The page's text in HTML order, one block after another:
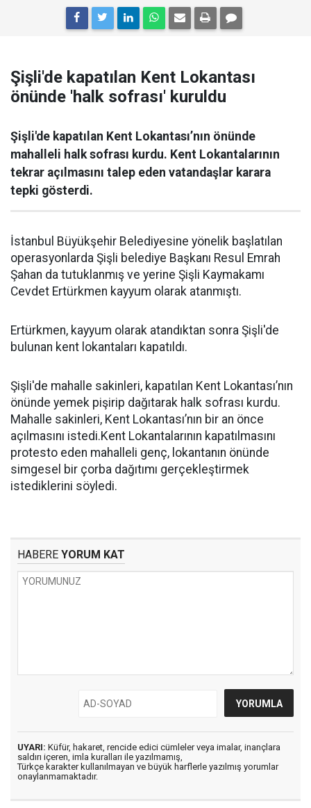
Şişli'de kapatılan Kent Lokantası
önünde 'halk sofrası' kuruldu
Şişli'de kapatılan Kent Lokantası’nın önünde
mahalleli halk sofrası kurdu. Kent Lokantalarının
tekrar açılmasını talep eden vatandaşlar karara
tepki gösterdi.
İstanbul Büyükşehir Belediyesine yönelik başlatılan
operasyonlarda Şişli belediye Başkanı Resul Emrah
Şahan da tutuklanmış ve yerine Şişli Kaymakamı
Cevdet Ertürkmen kayyum olarak atanmıştı.
Ertürkmen, kayyum olarak atandıktan sonra Şişli'de
bulunan kent lokantaları kapatıldı.
Şişli'de mahalle sakinleri, kapatılan Kent Lokantası’nın
önünde yemek pişirip dağıtarak halk sofrası kurdu.
Mahalle sakinleri, Kent Lokantası’nın bir an önce
açılmasını istedi.Kent Lokantalarının kapatılmasını
protesto eden mahalleli genç, lokantanın önünde
simgesel bir çorba dağıtımı gerçekleştirmek
istediklerini söyledi.
HABERE YORUM KAT
UYARI: Küfür, hakaret, rencide edici cümleler veya imalar, inançlara
saldırı içeren, imla kuralları ile yazılmamış,
Türkçe karakter kullanılmayan ve büyük harflerle yazılmış yorumlar
onaylanmamaktadır.